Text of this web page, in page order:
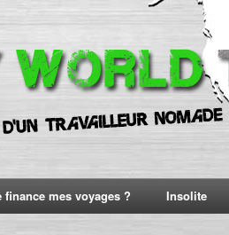
finance mes voyages ? Insolite